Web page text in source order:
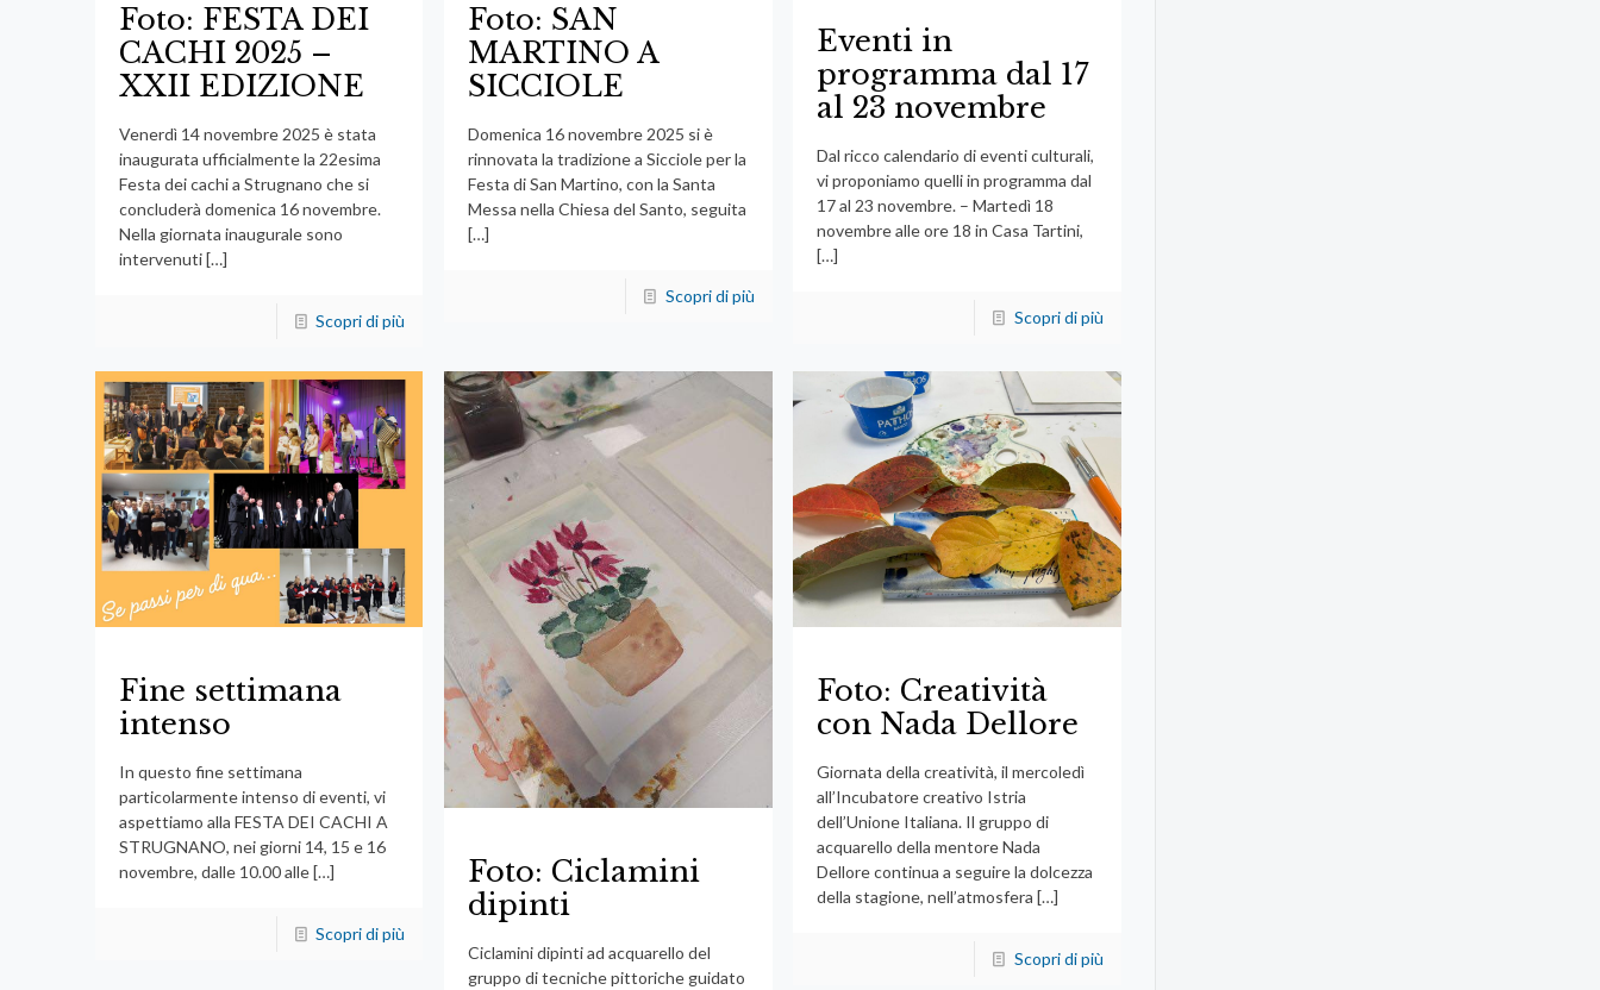
Foto: FESTA DEI
CACHI 2025 –
XXII EDIZIONE
Venerdì 14 novembre 2025 è stata
inaugurata ufficialmente la 22esima
Festa dei cachi a Strugnano che si
concluderà domenica 16 novembre.
Nella giornata inaugurale sono
intervenuti[…]
Scopri di più
Foto: SAN
MARTINO A
SICCIOLE
Domenica 16 novembre 2025 si è
rinnovata la tradizione a Sicciole per la
Festa di San Martino, con la Santa
Messa nella Chiesa del Santo, seguita
[…]
Scopri di più
Eventi in
programma dal 17
al 23 novembre
Dal ricco calendario di eventi culturali,
vi proponiamo quelli in programma dal
17 al 23 novembre. – Martedì 18
novembre alle ore 18 in Casa Tartini,
[…]
Scopri di più
Fine settimana
intenso
In questo fine settimana
particolarmente intenso di eventi, vi
aspettiamo alla FESTA DEI CACHI A
STRUGNANO, nei giorni 14, 15 e 16
novembre, dalle 10.00 alle[…]
Scopri di più
Foto: Ciclamini
dipinti
Ciclamini dipinti ad acquarello del
gruppo di tecniche pittoriche guidato
Foto: Creatività
con Nada Dellore
Giornata della creatività, il mercoledì
all’Incubatore creativo Istria
dell’Unione Italiana. Il gruppo di
acquarello della mentore Nada
Dellore continua a seguire la dolcezza
della stagione, nell’atmosfera […]
Scopri di più